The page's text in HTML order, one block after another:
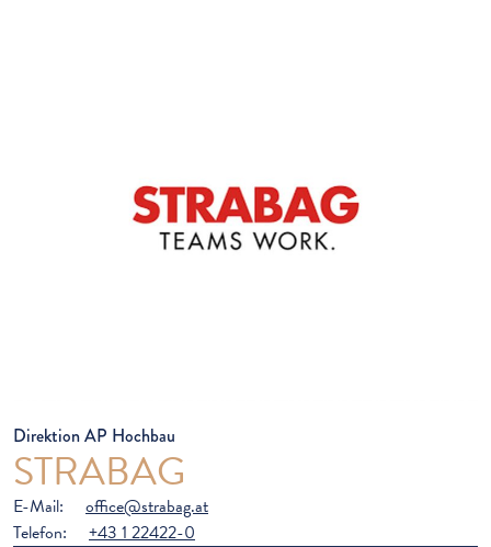
Direktion AP Hochbau
STRABAG
E-Mail:
office@strabag.at
Telefon:
+43 1 22422-0